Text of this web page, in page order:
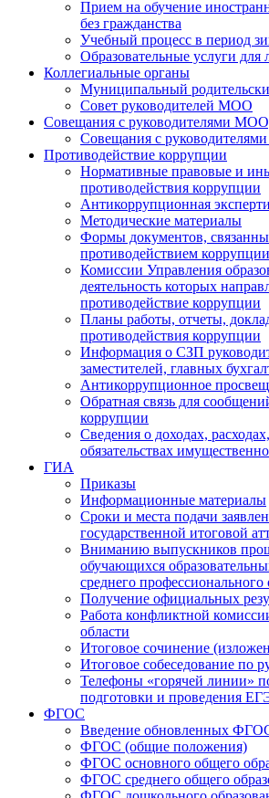
Прием на обучение
без гражданства
Учебный процесс в период
Образовательные услуги
Коллегиальные органы
Муниципальный
Совет руководителей МОО
Совещания с руководителями
Совещания с
Противодействие коррупции
Нормативные правовые и
противодействия коррупции
Антикоррупционная
Методические материалы
Формы документов,
противодействием
Комиссии Управления
деятельность которых
противодействие коррупции
Планы работы, отчеты,
противодействия коррупции
Информация о СЗП
заместителей, главных
Антикоррупционное
Обратная связь для
коррупции
Сведения о доходах,
обязательствах
ГИА
Приказы
Информационные материалы
Сроки и места подачи
государственной итоговой
Вниманию выпускников
обучающихся
среднего профессионального
Получение официальных
Работа конфликтной
области
Итоговое сочинение
Итоговое собеседование по
Телефоны «горячей линии»
подготовки и проведения
ФГОС
Введение обновленных
ФГОС (общие положения)
ФГОС основного общего
ФГОС среднего общего